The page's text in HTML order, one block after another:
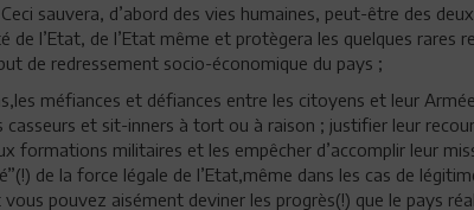
sauvera, d’abord des vies humaines, peut-être des
de l’Etat, de l’Etat même et protègera les quelques rares
de redressement socio-économique du pays ;
méfiances et défiances entre les citoyens et leur
et sit-inners à tort ou à raison ; justifier leur
formations militaires et les empêcher d’accomplir leur
de la force légale de l’Etat,même dans les cas de
pouvez aisément deviner les progrès(!) que le pays